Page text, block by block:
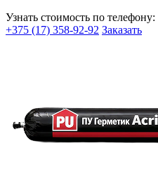
Узнать стоимость по телефону:
+375 (17) 358-92-92 Заказать